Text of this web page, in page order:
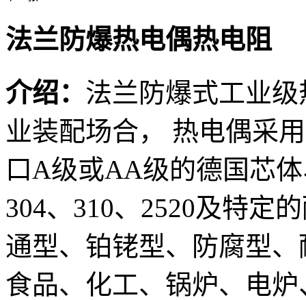
法兰防爆热电偶热电阻
介绍： 法兰防爆式工业
业装配场合， 热电偶采
口A级或AA级的德国芯
304、310、2520及特定
通型、铂铑型、防腐型
食品、化工、锅炉、电